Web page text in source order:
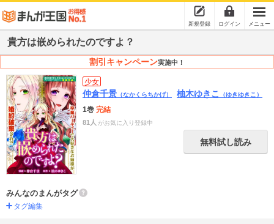
新規登録 ログイン メニュー
貴方は嵌められたのですよ？
割引キャンペーン実施中！
少女
仲倉千景 （なかくらちかげ） 柚木ゆきこ （ゆきゆきこ）
1巻 完結
81人 がお気に入り登録中
無料試し読み
みんなのまんがタグ
タグ編集